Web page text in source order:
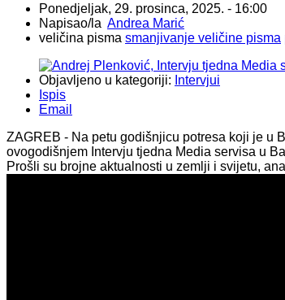
Ponedjeljak, 29. prosinca, 2025. - 16:00
Napisao/la Andrea Marić
veličina pisma smanjivanje veličine pisma
Objavljeno u kategoriji: Intervjui
Ispis
Email
ZAGREB - Na petu godišnjicu potresa koji je u
ovogodišnjem Intervju tjedna Media servisa u
Prošli su brojne aktualnosti u zemlji i svijetu,